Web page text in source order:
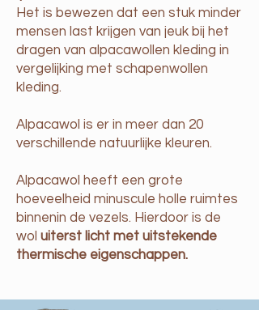
Het is bewezen dat een stuk minder
mensen last krijgen van jeuk bij het
dragen van alpacawollen kleding in
vergelijking met schapenwollen
kleding.
Alpacawol is er in meer dan 20
verschillende natuurlijke kleuren.
Alpacawol heeft een grote
hoeveelheid minuscule holle ruimtes
binnenin de vezels. Hierdoor is de
wol uiterst licht met uitstekende
thermische eigenschappen.